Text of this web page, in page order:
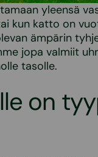
yleensä
kun katto on
ämpärin
jopa valmiit
tasolle.
on